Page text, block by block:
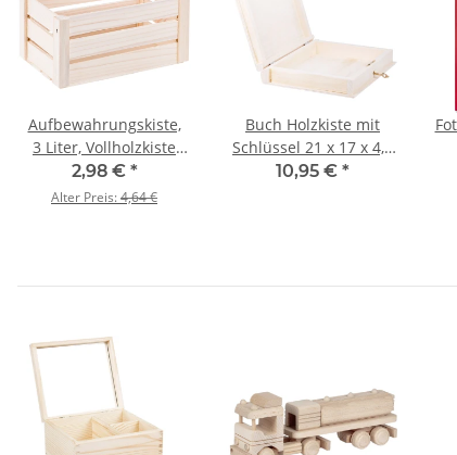
Aufbewahrungskiste,
3 Liter, Vollholzkiste
24,5 x 14,5 x 12,5 cm
2,98 € *
Alter Preis:4,64 €
Buch Holzkiste mit
Schlüssel 21 x 17 x 4,5
cm, Holzkiste
10,95 € *